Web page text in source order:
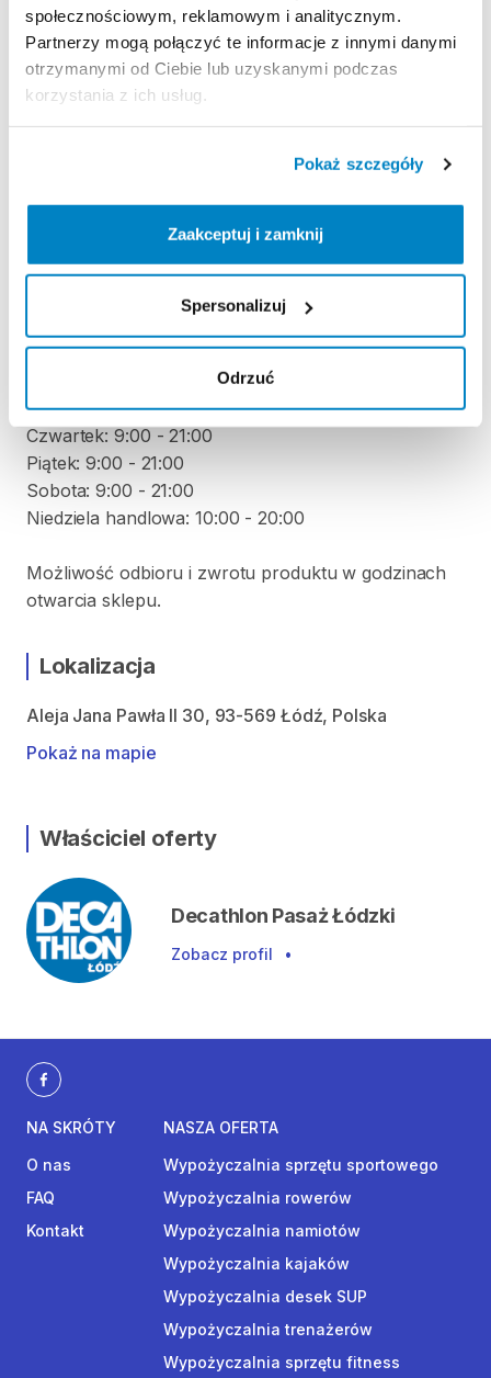
społecznościowym, reklamowym i analitycznym.
Partnerzy mogą połączyć te informacje z innymi danymi
otrzymanymi od Ciebie lub uzyskanymi podczas
korzystania z ich usług.
Pokaż szczegóły
Zaakceptuj i zamknij
Spersonalizuj
Odrzuć
REGULAMIN
Regulamin wypożyczalni
Nie pobieramy kaucji za wypożyczenie tego
ODBIÓR I ZWROT SPRZĘTU
Poniedziałek: 9:00 - 21:00
Środa: 9:00 - 21:00
Czwartek: 9:00 - 21:00
Piątek: 9:00 - 21:00
Sobota: 9:00 - 21:00
Niedziela handlowa: 10:00 - 20:00
Możliwość odbioru i zwrotu produktu w godzinach
otwarcia sklepu.
Lokalizacja
Aleja Jana Pawła II 30, 93-569 Łódź, Polska
Pokaż na mapie
Właściciel oferty
Decathlon Pasaż Łódzki
Zobacz profil •
NA SKRÓTY
O nas
FAQ
Kontakt
NASZA OFERTA
Wypożyczalnia sprzętu sportowego
Wypożyczalnia rowerów
Wypożyczalnia namiotów
Wypożyczalnia kajaków
Wypożyczalnia desek SUP
Wypożyczalnia trenażerów
Wypożyczalnia sprzętu fitness